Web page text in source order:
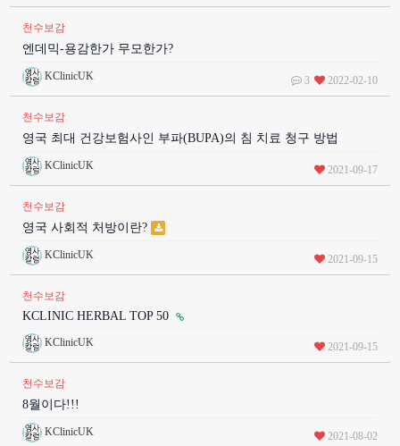
천수보감
엔데믹-용감한가 무모한가?
KClinicUK 3 2022-02-10
천수보감
영국 최대 건강보험사인 부파(BUPA)의 침 치료 청구 방법
KClinicUK 2021-09-17
천수보감
영국 사회적 처방이란?
KClinicUK 2021-09-15
천수보감
KCLINIC HERBAL TOP 50
KClinicUK 2021-09-15
천수보감
8월이다!!!
KClinicUK 2021-08-02